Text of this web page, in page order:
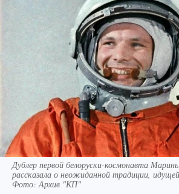
Дублер первой белоруски-космонавта
рассказала о неожиданной традиции,
Фото: Архив "КП"